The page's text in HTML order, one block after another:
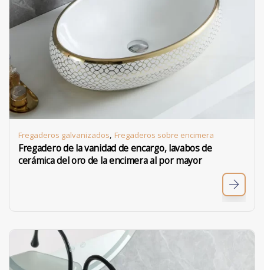
Fregaderos galvanizados, Fregaderos sobre encimera
Fregadero de la vanidad de encargo, lavabos de
cerámica del oro de la encimera al por mayor